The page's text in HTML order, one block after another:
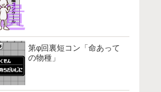
第φ回裏短コン「命あって
の物種」